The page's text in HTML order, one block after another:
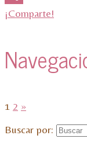
¡Comparte!
1 2 »
Buscar por: